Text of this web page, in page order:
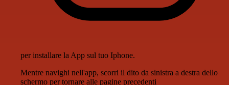
per installare la App sul tuo Iphone.
Mentre navighi nell'app, scorri il dito da sinistra a destra dello
schermo per tornare alle pagine precedenti